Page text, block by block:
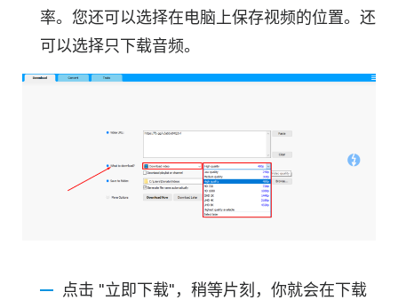
率。您还可以选择在电脑上保存视频的位置。还
可以选择只下载音频。
点击 "立即下载"，稍等片刻，你就会在下载